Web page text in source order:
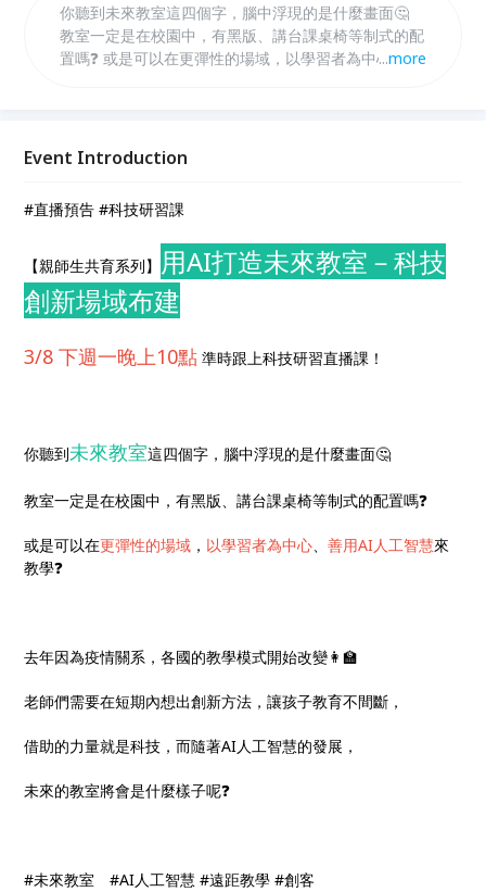
你聽到未來教室這四個字，腦中浮現的是什麼畫面🤔
教室一定是在校園中，有黑版、講台課桌椅等制式的配
置嗎❓ 或是可以在更彈性的場域，以學習者為中心、善
...more
Event Introduction
#直播預告 #科技研習課
【親師生共育系列】 用AI打造未來教室－科技
創新場域布建
3/8 下週一晚上10點 準時跟上科技研習直播課！
你聽到未來教室這四個字，腦中浮現的是什麼畫面🤔
教室一定是在校園中，有黑版、講台課桌椅等制式的配置嗎❓
或是可以在更彈性的場域 ， 以學習者為中心、善用AI人工智慧來
教學❓
去年因為疫情關系，各國的教學模式開始改變👩‍🏫
老師們需要在短期內想出創新方法，讓孩子教育不間斷，
借助的力量就是科技，而隨著AI人工智慧的發展，
未來的教室將會是什麼樣子呢❓
#未來教室 #AI人工智慧 #遠距教學 #創客